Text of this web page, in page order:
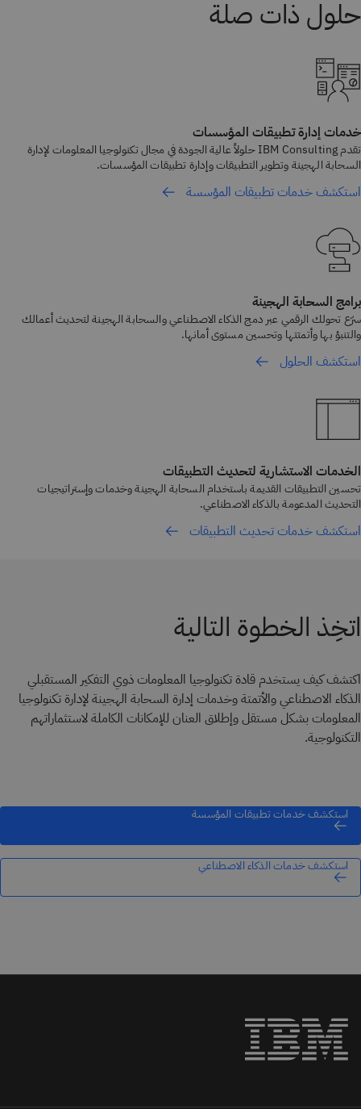
خدمات إدارة تطبيقات المؤسسات
تقدم IBM Consulting حلولاً عالية الجودة في مجال تكنولوجيا المعلومات لإدارة
السحابة الهجينة وتطوير التطبيقات وإدارة تطبيقات المؤسسات.
استكشف خدمات تطبيقات المؤسسة
برامج السحابة الهجينة
سرّع تحولك الرقمي عبر دمج الذكاء الاصطناعي والسحابة الهجينة لتحديث أعمالك
والتنبؤ بها وأتمتتها وتحسين مستوى أمانها.
استكشف الحلول
الخدمات الاستشارية لتحديث التطبيقات
تحسين التطبيقات القديمة باستخدام السحابة الهجينة وخدمات وإستراتيجيات
التحديث المدعومة بالذكاء الاصطناعي.
استكشف خدمات تحديث التطبيقات
اتخِذ الخطوة التالية
اكتشف كيف يستخدم قادة تكنولوجيا المعلومات ذوي التفكير المستقبلي
الذكاء الاصطناعي والأتمتة وخدمات إدارة السحابة الهجينة لإدارة تكنولوجيا
المعلومات بشكل مستقل وإطلاق العنان للإمكانات الكاملة لاستثماراتهم
التكنولوجية.
استكشف خدمات تطبيقات المؤسسة
استكشف خدمات الذكاء الاصطناعي